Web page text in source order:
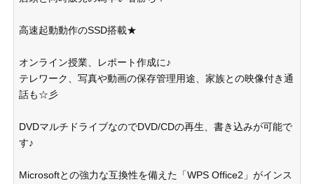
高速起動動作のSSD搭載★
オンライン授業、レポート作成に♪
テレワーク、写真や動画の保存管理用途、家族との映像付き通
話も☆彡
DVDマルチドライブなのでDVD/CDの再生、書き込みが可能で
す♪
Microsoftとの強力な互換性を備えた「WPS Office2」がインス